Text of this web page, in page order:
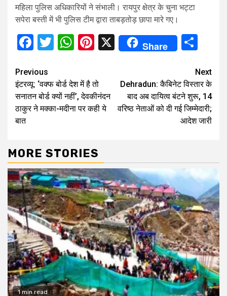
महिला पुलिस अधिकारियों ने संभाली। रायपुर क्षेत्र के चुना भट्टा
सपेरा बस्ती में भी पुलिस टीम द्वारा ताबड़तोड़ छापा मारे गए।
Facebook
Twitter
WhatsApp
Pinterest
X Share
Continue
Reading
Previous
इंटरव्यू: ‘वक्फ बोर्ड देश में है तो
सनातन बोर्ड क्यों नहीं’, देवकीनंदन
ठाकुर ने मक्का-मदीना पर कही ये
बात
Next
Dehradun: कैबिनेट विस्तार के
बाद अब दायित्व बंटने शुरू, 14
वरिष्ठ नेताओं को दी गई जिम्मेदारी;
आदेश जारी
MORE STORIES
1 min read